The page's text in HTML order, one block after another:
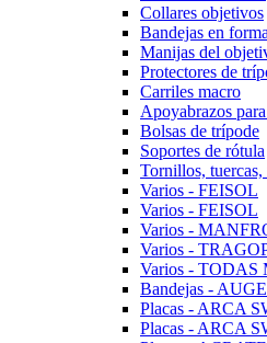
Collares objetivos
Bandejas en
Manijas del
Protectores de
Carriles macro
Apoyabrazos
Bolsas de trípode
Soportes de rótula
Tornillos, tuercas,
Varios - FEISOL
Varios - FEISOL
Varios -
Varios -
Varios - TODAS
Bandejas -
Placas - ARCA
Placas - ARCA